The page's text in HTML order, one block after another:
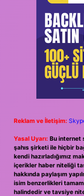
Reklam ve İletişim:
Yasal Uyarı: Bu internet
şahıs şirketi ile hiçbir
kendi hazırladığımız
içerikler haber niteliği
hakkında paylaşım
isim benzerlikleri
halindedir ve tavsiye